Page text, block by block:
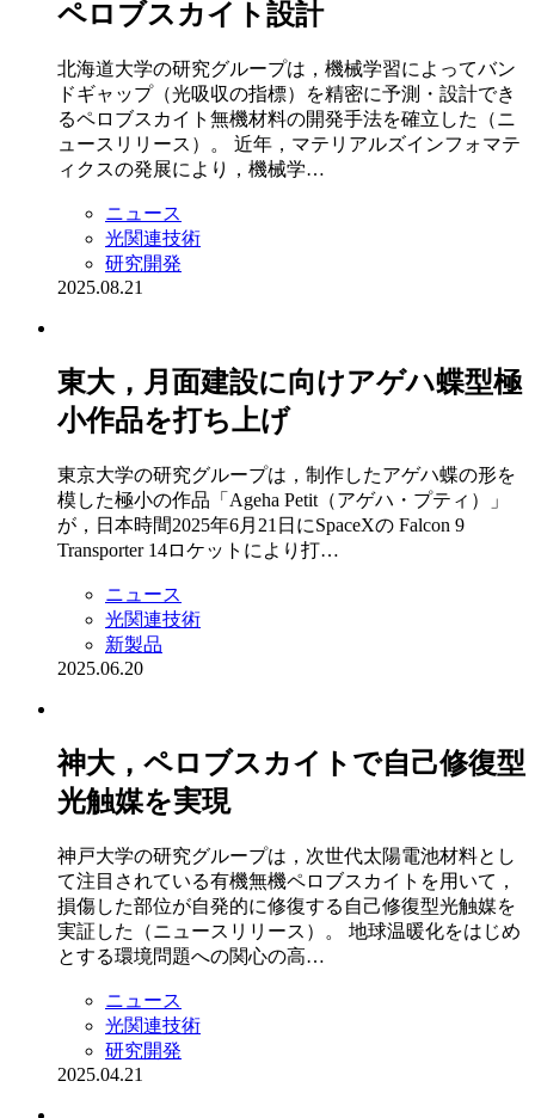
ペロブスカイト設計
北海道大学の研究グループは，機械学習によってバン
ドギャップ（光吸収の指標）を精密に予測・設計でき
るペロブスカイト無機材料の開発手法を確立した（ニ
ュースリリース）。 近年，マテリアルズインフォマテ
ィクスの発展により，機械学…
ニュース
光関連技術
研究開発
2025.08.21
東大，月面建設に向けアゲハ蝶型極
小作品を打ち上げ
東京大学の研究グループは，制作したアゲハ蝶の形を
模した極小の作品「Ageha Petit（アゲハ・プティ）」
が，日本時間2025年6月21日にSpaceXの Falcon 9
Transporter 14ロケットにより打…
ニュース
光関連技術
新製品
2025.06.20
神大，ペロブスカイトで自己修復型
光触媒を実現
神戸大学の研究グループは，次世代太陽電池材料とし
て注目されている有機無機ペロブスカイトを用いて，
損傷した部位が自発的に修復する自己修復型光触媒を
実証した（ニュースリリース）。 地球温暖化をはじめ
とする環境問題への関心の高…
ニュース
光関連技術
研究開発
2025.04.21